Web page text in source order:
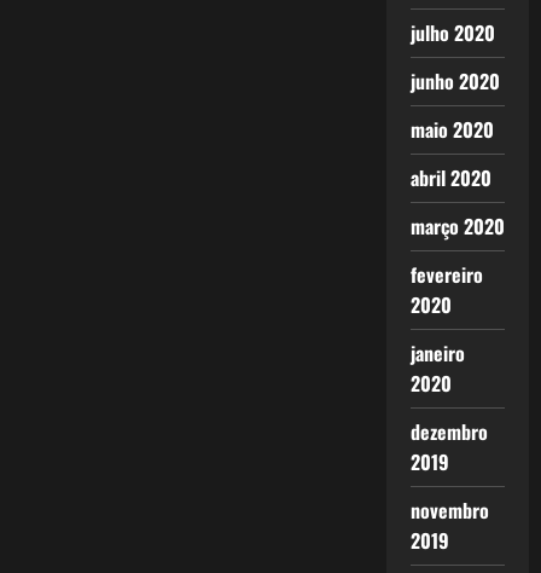
julho 2020
junho 2020
maio 2020
abril 2020
março 2020
fevereiro
2020
janeiro
2020
dezembro
2019
novembro
2019